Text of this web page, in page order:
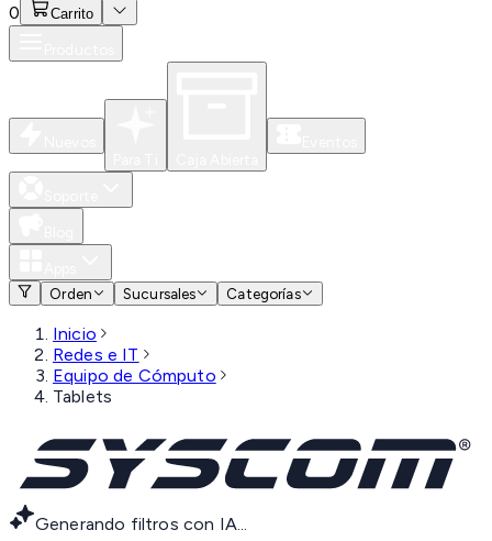
0 Carrito
Orden
Sucursales Categorías
Inicio
Redes e IT
Equipo de Cómputo
Tablets
Generando filtros con IA...